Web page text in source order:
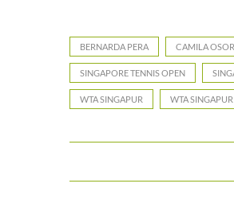
BERNARDA PERA CAMILA
SINGAPORE TENNIS OPEN
WTA SINGAPUR WTA